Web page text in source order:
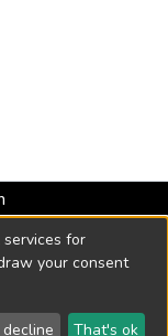
hasta 2026 -
2018
2026 LYRASIS
for
your consent
decline That's ok